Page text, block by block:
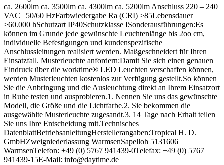
ca. 2600lm ca. 3500lm ca. 4300lm ca. 5200lm Anschluss 220 – 240
VAC | 50/60 HzFarbwiedergabe Ra (CRI) >85Lebensdauer
>60.000 hSchutzart IP40Schutzklasse ISonderausführungen:Es
können im Grunde jede gewünschte Leuchtenlänge bis 2oo cm,
individuelle Befestigungen und kundenspezifische
Anschlussleitungen realisiert werden. Maßgeschneidert für Ihren
Einsatzfall. Musterleuchte anfordern:Damit Sie sich einen genauen
Eindruck über die worktime® LED Leuchten verschaffen können,
werden Musterleuchten kostenlos zur Verfügung gestellt.So können
Sie die Anbringung und die Ausleuchtung direkt an Ihrem Einsatzort
in Ruhe testen und ausprobieren.1. Nennen Sie uns das gewünschte
Modell, die Größe und die Lichtfarbe.2. Sie bekommen die
ausgewählte Musterleuchte zugesandt.3. 14 Tage nach Erhalt teilen
Sie uns Ihre Entscheidung mit.Technisches
DatenblattBetriebsanleitungHerstellerangaben:Tropical H. D.
GmbHZweigniederlassung WarmsenSapelloh 5131606
WarmsenTelefon: +49 (0) 5767 941439-0Telefax: +49 (0) 5767
941439-15E-Mail: info@daytime.de